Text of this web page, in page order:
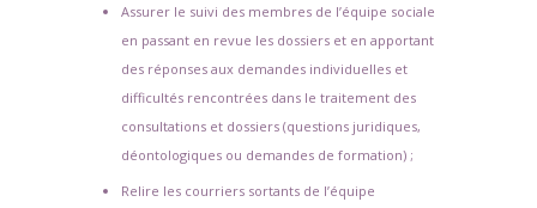
Assurer le suivi des membres de l’équipe sociale
en passant en revue les dossiers et en apportant
des réponses aux demandes individuelles et
difficultés rencontrées dans le traitement des
consultations et dossiers (questions juridiques,
déontologiques ou demandes de formation) ;
Relire les courriers sortants de l’équipe